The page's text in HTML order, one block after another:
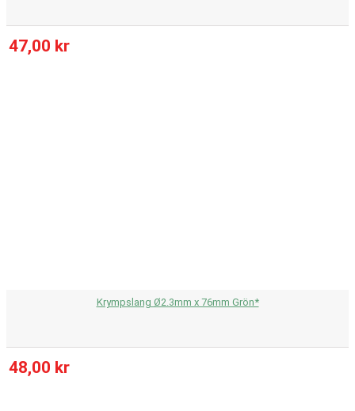
47,00 kr
Krympslang Ø2.3mm x 76mm Grön*
48,00 kr